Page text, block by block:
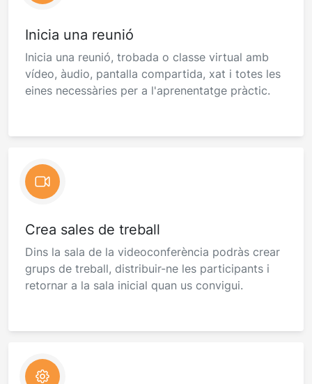
Inicia una reunió
Inicia una reunió, trobada o classe virtual amb
vídeo, àudio, pantalla compartida, xat i totes les
eines necessàries per a l'aprenentatge pràctic.
Crea sales de treball
Dins la sala de la videoconferència podràs crear
grups de treball, distribuir-ne les participants i
retornar a la sala inicial quan us convigui.